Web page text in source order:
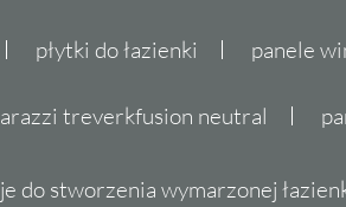
płytki do łazienki panele
treverkfusion neutral
do stworzenia wymarzonej